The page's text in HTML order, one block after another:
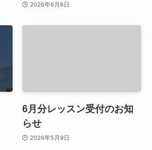
2026年6月6日
6月分レッスン受付のお知
らせ
2026年5月9日